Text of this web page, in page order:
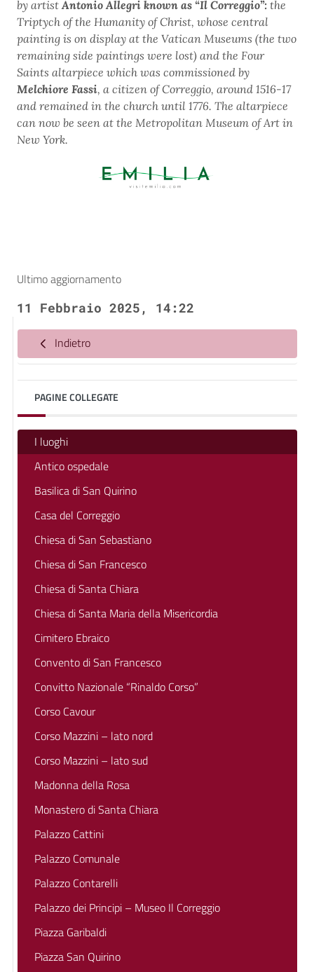
by artistAntonio Allegri known as “Il Correggio”: the
Triptych of the Humanity of Christ, whose central
painting is on display at the Vatican Museums (the two
remaining side paintings were lost) and the Four
Saints altarpiece which was commissioned by
Melchiore Fassi, a citizen of Correggio, around 1516-17
and remained in the church until 1776. The altarpiece
can now be seen at the Metropolitan Museum of Art in
New York.
Ultimo aggiornamento
11 Febbraio 2025, 14:22
Indietro
PAGINE COLLEGATE
I luoghi
Antico ospedale
Basilica di San Quirino
Casa del Correggio
Chiesa di San Sebastiano
Chiesa di San Francesco
Chiesa di Santa Chiara
Chiesa di Santa Maria della Misericordia
Cimitero Ebraico
Convento di San Francesco
Convitto Nazionale “Rinaldo Corso”
Corso Cavour
Corso Mazzini – lato nord
Corso Mazzini – lato sud
Madonna della Rosa
Monastero di Santa Chiara
Palazzo Cattini
Palazzo Comunale
Palazzo Contarelli
Palazzo dei Principi – Museo Il Correggio
Piazza Garibaldi
Piazza San Quirino